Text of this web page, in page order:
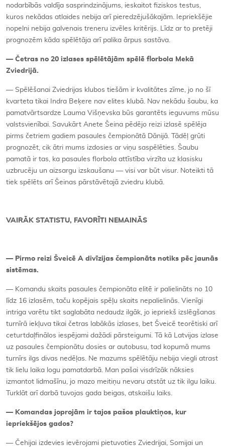
nodarbībās valdīja sasprindzinājums, ieskaitot fiziskos testus,
kuros nekādas atlaides nebija arī pieredzējušākajām. Iepriekšējie
nopelni nebija galvenais treneru izvēles kritērijs. Līdz ar to pretēji
prognozēm kāda spēlētāja arī palika ārpus sastāva.
— Četras no 20 izlases spēlētājām spēlē florbola Mekā
Zviedrijā.
— Spēlēšanai Zviedrijas klubos tiešām ir kvalitātes zīme, jo no šī
kvarteta tikai Indra Beķere nav elites klubā. Nav nekādu šaubu, ka
pamatvārtsardze Lauma Višņevska būs garantēts ieguvums mūsu
valstsvienībai. Savukārt Anete Šeina pēdējo reizi izlasē spēlēja
pirms četriem gadiem pasaules čempionātā Dānijā. Tādēļ grūti
prognozēt, cik ātri mums izdosies ar viņu saspēlēties. Šaubu
pamatā ir tas, ka pasaules florbola attīstība virzīta uz klasisku
uzbrucēju un aizsargu izskaušanu — visi var būt visur. Noteikti tā
tiek spēlēts arī Šeinas pārstāvētajā zviedru klubā.
VAIRĀK STATISTU, FAVORĪTI NEMAINĀS
— Pirmo reizi Šveicē A divīzijas čempionāts notiks pēc jaunās
sistēmas.
— Komandu skaits pasaules čempionāta elitē ir palielināts no 10
līdz 16 izlasēm, taču kopējais spēļu skaits nepalielinās. Vienīgi
intriga varētu tikt saglabāta nedaudz ilgāk, jo iepriekš izslēgšanas
turnīrā iekļuva tikai četras labākās izlases, bet Šveicē teorētiski arī
ceturtdaļfinālos iespējami dažādi pārsteigumi. Tā kā Latvijas izlase
uz pasaules čempionātu dosies ar autobusu, tad kopumā mums
turnīrs ilgs divas nedēļas. Ne mazums spēlētāju nebija viegli atrast
tik lielu laika logu pamatdarbā. Man pašai visdrīzāk nāksies
izmantot lidmašīnu, jo mazo meitiņu nevaru atstāt uz tik ilgu laiku.
Turklāt arī darbā tuvojas gada beigas, atskaišu laiks.
— Komandas joprojām ir tajos pašos plauktiņos, kur
iepriekšējos gados?
— Čehijai izdevies ievērojami pietuvoties Zviedrijai, Somijai un